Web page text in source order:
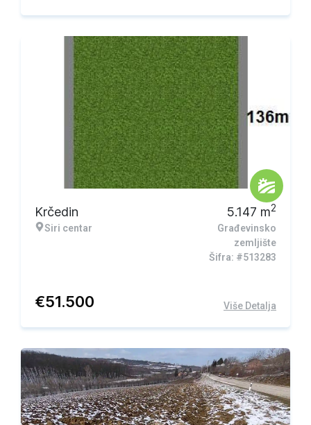
Krčedin
Siri centar
5.147 m2
Građevinsko
zemljište
Šifra: #513283
€51.500 Više Detalja